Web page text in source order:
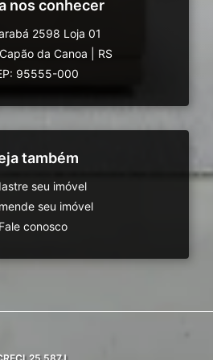
nos conhecer
2598 Loja 01
Capão da Canoa
RS
95555-000
também
seu imóvel
seu imóvel
Fale conosco